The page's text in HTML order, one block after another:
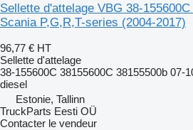
Sellette d'attelage VBG 38-
Scania P,G,R,T-series (2004-2017)
96,77 € HT
Sellette d'attelage
38-155600C 38155600C 38155500b 07-
diesel
Estonie, Tallinn
TruckParts Eesti OÜ
Contacter le vendeur